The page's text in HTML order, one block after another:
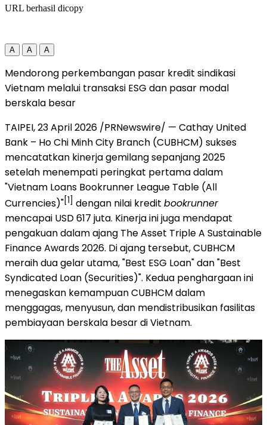
URL berhasil dicopy
A A A
Mendorong perkembangan pasar kredit sindikasi
Vietnam melalui transaksi ESG dan pasar modal
berskala besar
TAIPEI, 23 April 2026 /PRNewswire/ — Cathay United
Bank – Ho Chi Minh City Branch (CUBHCM) sukses
mencatatkan kinerja gemilang sepanjang 2025
setelah menempati peringkat pertama dalam
"Vietnam Loans Bookrunner League Table (All
Currencies)"[1] dengan nilai kredit bookrunner
mencapai USD 617 juta. Kinerja ini juga mendapat
pengakuan dalam ajang The Asset Triple A Sustainable
Finance Awards 2026. Di ajang tersebut, CUBHCM
meraih dua gelar utama, "Best ESG Loan" dan "Best
Syndicated Loan (Securities)". Kedua penghargaan ini
menegaskan kemampuan CUBHCM dalam
menggagas, menyusun, dan mendistribusikan fasilitas
pembiayaan berskala besar di Vietnam.